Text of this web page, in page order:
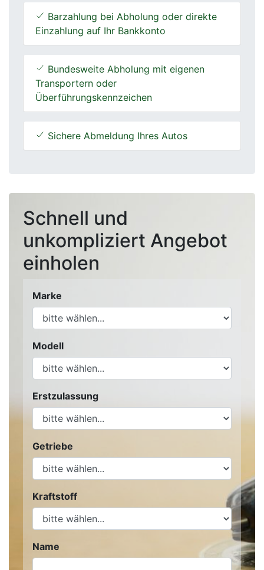
Barzahlung bei Abholung oder direkte
Einzahlung auf Ihr Bankkonto
Bundesweite Abholung mit eigenen
Transportern oder
Überführungskennzeichen
Sichere Abmeldung Ihres Autos
Schnell und
unkompliziert Angebot
einholen
Marke
Modell
Erstzulassung
Getriebe
Kraftstoff
Name